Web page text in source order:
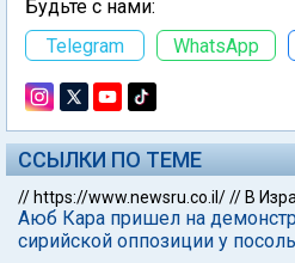
Будьте с нами:
Telegram
WhatsApp
ССЫЛКИ ПО ТЕМЕ
// https://www.newsru.co.il/// В
Аюб Кара пришел на
сирийской оппозиции у